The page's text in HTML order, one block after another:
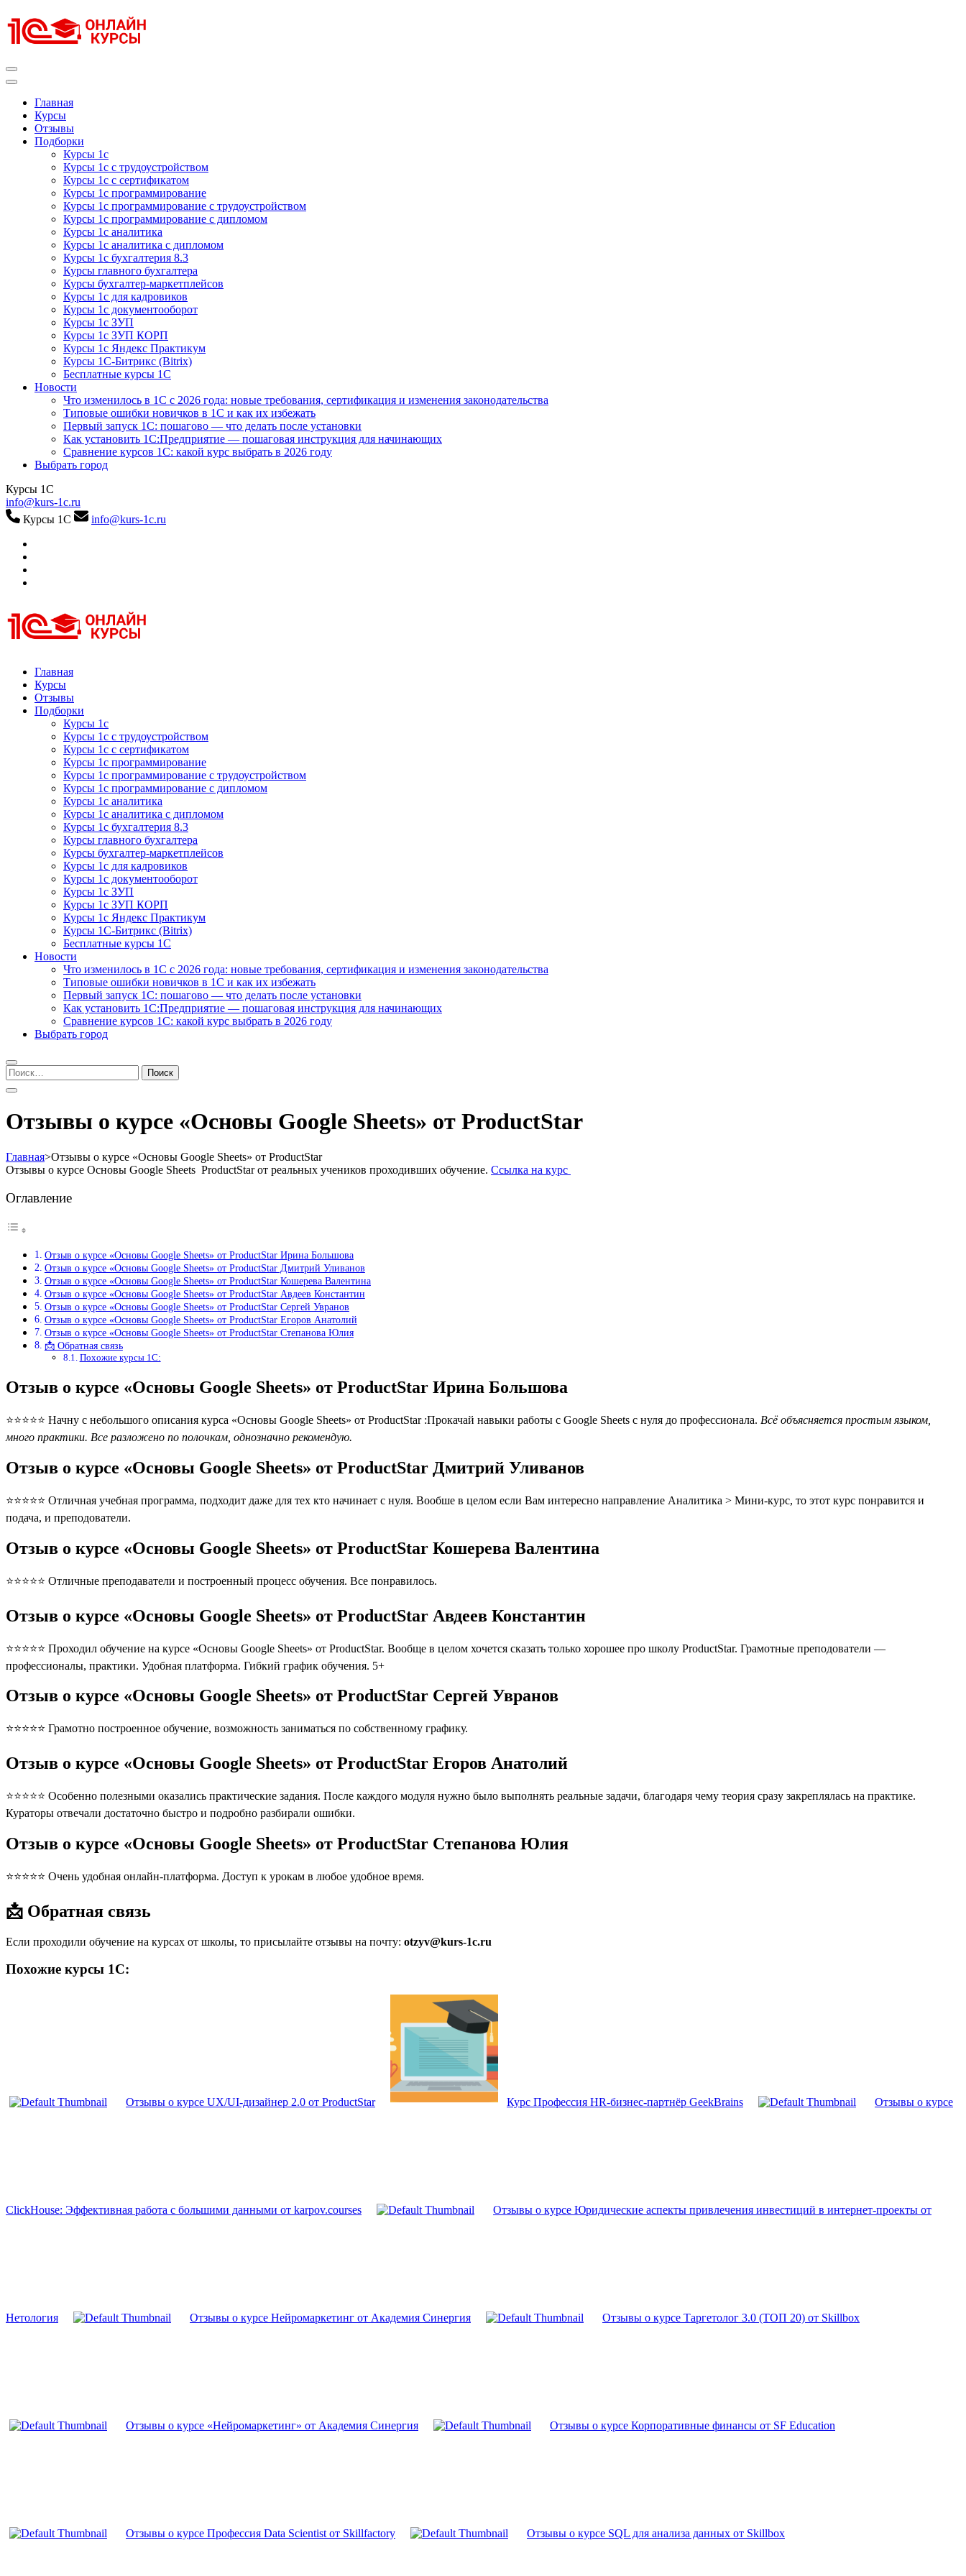
к
содержимому
Главная
Курсы
Отзывы
Подборки
Курсы 1с
Курсы 1с с трудоустройством
Курсы 1с с сертификатом
Курсы 1с программирование
Курсы 1с программирование с трудоустройством
Курсы 1с программирование с дипломом
Курсы 1с аналитика
Курсы 1с аналитика с дипломом
Курсы 1с бухгалтерия 8.3
Курсы главного бухгалтера
Курсы бухгалтер-маркетплейсов
Курсы 1с для кадровиков
Курсы 1с документооборот
Курсы 1с ЗУП
Курсы 1с ЗУП КОРП
Курсы 1с Яндекс Практикум
Курсы 1С-Битрикс (Bitrix)
Бесплатные курсы 1С
Новости
Что изменилось в 1С с 2026 года: новые требования, сертификация и изменения законодательства
Типовые ошибки новичков в 1С и как их избежать
Первый запуск 1С: пошагово — что делать после установки
Как установить 1С:Предприятие — пошаговая инструкция для начинающих
Сравнение курсов 1С: какой курс выбрать в 2026 году
Выбрать город
Курсы 1С
info@kurs-1c.ru
Курсы 1С
info@kurs-1c.ru
Курсы 1С
Курсы 1С официальная сертификация
Главная
Курсы
Отзывы
Подборки
Курсы 1с
Курсы 1с с трудоустройством
Курсы 1с с сертификатом
Курсы 1с программирование
Курсы 1с программирование с трудоустройством
Курсы 1с программирование с дипломом
Курсы 1с аналитика
Курсы 1с аналитика с дипломом
Курсы 1с бухгалтерия 8.3
Курсы главного бухгалтера
Курсы бухгалтер-маркетплейсов
Курсы 1с для кадровиков
Курсы 1с документооборот
Курсы 1с ЗУП
Курсы 1с ЗУП КОРП
Курсы 1с Яндекс Практикум
Курсы 1С-Битрикс (Bitrix)
Бесплатные курсы 1С
Новости
Что изменилось в 1С с 2026 года: новые требования, сертификация и изменения законодательства
Типовые ошибки новичков в 1С и как их избежать
Первый запуск 1С: пошагово — что делать после установки
Как установить 1С:Предприятие — пошаговая инструкция для начинающих
Сравнение курсов 1С: какой курс выбрать в 2026 году
Выбрать город
Найти:
Отзывы о курсе «Основы Google Sheets» от ProductStar
Главная>Отзывы о курсе «Основы Google Sheets» от ProductStar
Отзывы о курсе Основы Google Sheets ProductStar от реальных учеников проходивших обучение. Ссылка на курс
Оглавление
Отзыв о курсе «Основы Google Sheets» от ProductStar Ирина Большова
Отзыв о курсе «Основы Google Sheets» от ProductStar Дмитрий Уливанов
Отзыв о курсе «Основы Google Sheets» от ProductStar Кошерева Валентина
Отзыв о курсе «Основы Google Sheets» от ProductStar Авдеев Константин
Отзыв о курсе «Основы Google Sheets» от ProductStar Сергей Увранов
Отзыв о курсе «Основы Google Sheets» от ProductStar Егоров Анатолий
Отзыв о курсе «Основы Google Sheets» от ProductStar Степанова Юлия
📩 Обратная связь
Похожие курсы 1С:
Отзыв о курсе «Основы Google Sheets» от ProductStar Ирина Большова
⭐⭐⭐⭐⭐ Начну с небольшого описания курса «Основы Google Sheets» от ProductStar :Прокачай навыки работы с Google Sheets с нуля до профессионала. Всё объясняется простым языком,
много практики. Все разложено по полочкам, однозначно рекомендую.
Отзыв о курсе «Основы Google Sheets» от ProductStar Дмитрий Уливанов
⭐⭐⭐⭐⭐ Отличная учебная программа, подходит даже для тех кто начинает с нуля. Вообше в целом если Вам интересно направление Аналитика > Мини-курс, то этот курс понравится и
подача, и преподователи.
Отзыв о курсе «Основы Google Sheets» от ProductStar Кошерева Валентина
⭐⭐⭐⭐⭐ Отличные преподаватели и построенный процесс обучения. Все понравилось.
Отзыв о курсе «Основы Google Sheets» от ProductStar Авдеев Константин
⭐⭐⭐⭐⭐ Проходил обучение на курсе «Основы Google Sheets» от ProductStar. Вообще в целом хочется сказать только хорошее про школу ProductStar. Грамотные преподователи —
профессионалы, практики. Удобная платформа. Гибкий график обучения. 5+
Отзыв о курсе «Основы Google Sheets» от ProductStar Сергей Увранов
⭐⭐⭐⭐⭐ Грамотно построенное обучение, возможность заниматься по собственному графику.
Отзыв о курсе «Основы Google Sheets» от ProductStar Егоров Анатолий
⭐⭐⭐⭐⭐ Особенно полезными оказались практические задания. После каждого модуля нужно было выполнять реальные задачи, благодаря чему теория сразу закреплялась на практике.
Кураторы отвечали достаточно быстро и подробно разбирали ошибки.
Отзыв о курсе «Основы Google Sheets» от ProductStar Степанова Юлия
⭐⭐⭐⭐⭐ Очень удобная онлайн-платформа. Доступ к урокам в любое удобное время.
📩 Обратная связь
Если проходили обучение на курсах от школы, то присылайте отзывы на почту: otzyv@kurs-1c.ru
Похожие курсы 1С:
Отзывы о курсе UX/UI-дизайнер 2.0 от ProductStar Курс Профессия HR-бизнес-партнёр GeekBrains Отзывы о курсе
ClickHouse: Эффективная работа с большими данными от karpov.courses Отзывы о курсе Юридические аспекты привлечения инвестиций в интернет-проекты от
Нетология Отзывы о курсе Нейромаркетинг от Академия Синергия Отзывы о курсе Таргетолог 3.0 (ТОП 20) от Skillbox
Отзывы о курсе «Нейромаркетинг» от Академия Синергия Отзывы о курсе Корпоративные финансы от SF Education
Отзывы о курсе Профессия Data Scientist от Skillfactory Отзывы о курсе SQL для анализа данных от Skillbox